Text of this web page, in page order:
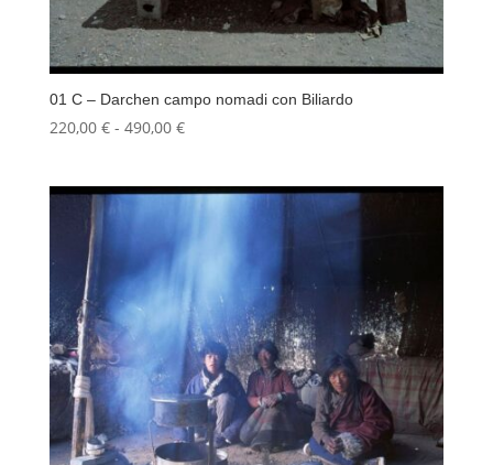
01 C – Darchen campo nomadi con Biliardo
220,00 € - 490,00 €Fascia
da